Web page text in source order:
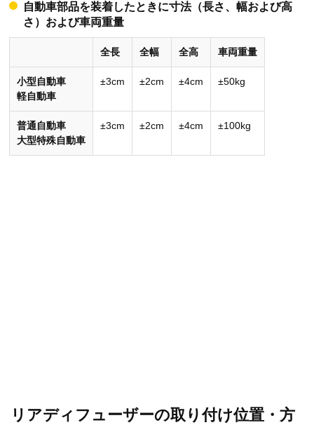
自動車部品を装着したときに寸法（長さ、幅および高
さ）および車両重量
全長 全幅 全高 車両重量
小型自動車
軽自動車
±3cm ±2cm ±4cm ±50kg
普通自動車
大型特殊自動車
±3cm ±2cm ±4cm ±100kg
リアディフューザーの取り付け位置・方